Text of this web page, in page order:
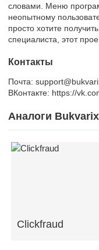
словами. Меню
неопытному
просто хотите
специалиста, этот
Контакты
Почта:
ВКонтакте: https://
Аналоги Bukvarix
Clickfraud